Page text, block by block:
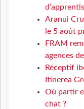
Aranui
le 5 août
FRAM
agences
Réceptif
Itinerea
Où partir
chat ?